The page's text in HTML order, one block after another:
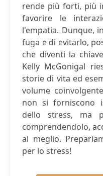
rende più forti, più
favorire le
l'empatia. Dunque,
fuga e di evitarlo,
che diventi la
Kelly McGonigal
storie di vita ed
volume
non si forniscono
dello stress, ma
comprendendolo,
al meglio.
per lo stress!